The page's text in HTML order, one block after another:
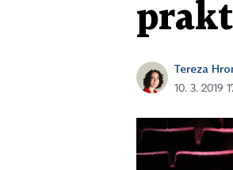
Tereza
10. 3. 2019